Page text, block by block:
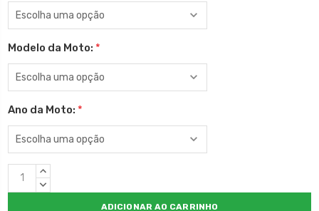
Modelo da Moto: *
Ano da Moto: *
EstoqueQUANTIDADE
CRESCENTE:
QUANTIDADE